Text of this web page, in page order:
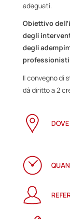
adeguati.
Obiettivo
degli
degli
Il convegno di
dà diritto a 2
DOVE